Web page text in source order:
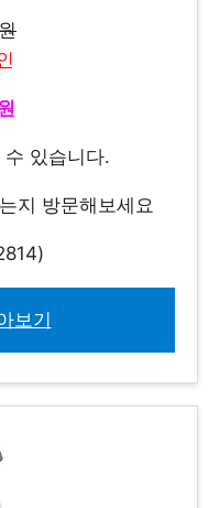
있습니다.
지 방문해보세요
보기